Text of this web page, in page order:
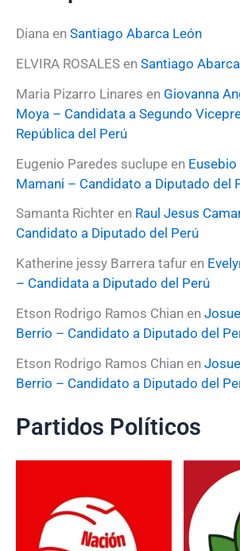
p
r
Diana en Santiago Abarca León
ELVIRA ROSALES en Santiago
Maria Pizarro Linares en Giovanna
Moya – Candidata a Segundo
República del Perú
Eugenio Paredes suclupe en
Mamani – Candidato a Diputado del
Samanta Richter en Raul Jesus
Candidato a Diputado del Perú
Katherine jessy Barrera tafur en
– Candidata a Diputado del Perú
Etson Rodrigo Ramos Chian en
Berrio – Candidato a Diputado del
Etson Rodrigo Ramos Chian en
Berrio – Candidato a Diputado del
Partidos Políticos